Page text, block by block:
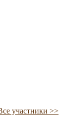
участники >>